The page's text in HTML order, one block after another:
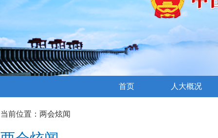
首页 人大概况
当前位置： 两会炫闻